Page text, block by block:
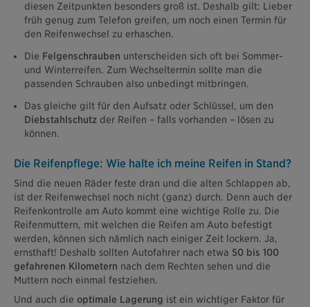
diesen Zeitpunkten besonders groß ist. Deshalb gilt: Lieber
früh genug zum Telefon greifen, um noch einen Termin für
den Reifenwechsel zu erhaschen.
Die Felgenschrauben unterscheiden sich oft bei Sommer-
und Winterreifen. Zum Wechseltermin sollte man die
passenden Schrauben also unbedingt mitbringen.
Das gleiche gilt für den Aufsatz oder Schlüssel, um den
Diebstahlschutz der Reifen – falls vorhanden – lösen zu
können.
Die Reifenpflege: Wie halte ich meine Reifen in Stand?
Sind die neuen Räder feste dran und die alten Schlappen ab,
ist der Reifenwechsel noch nicht (ganz) durch. Denn auch der
Reifenkontrolle am Auto kommt eine wichtige Rolle zu. Die
Reifenmuttern, mit welchen die Reifen am Auto befestigt
werden, können sich nämlich nach einiger Zeit lockern. Ja,
ernsthaft! Deshalb sollten Autofahrer nach etwa 50 bis 100
gefahrenen Kilometern nach dem Rechten sehen und die
Muttern noch einmal festziehen.
Und auch die optimale Lagerung ist ein wichtiger Faktor für